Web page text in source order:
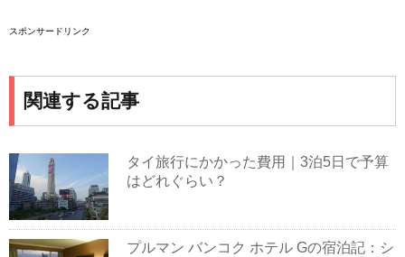
スポンサードリンク
関連する記事
タイ旅行にかかった費用｜3泊5日で予算
はどれぐらい？
プルマン バンコク ホテル Gの宿泊記：シ